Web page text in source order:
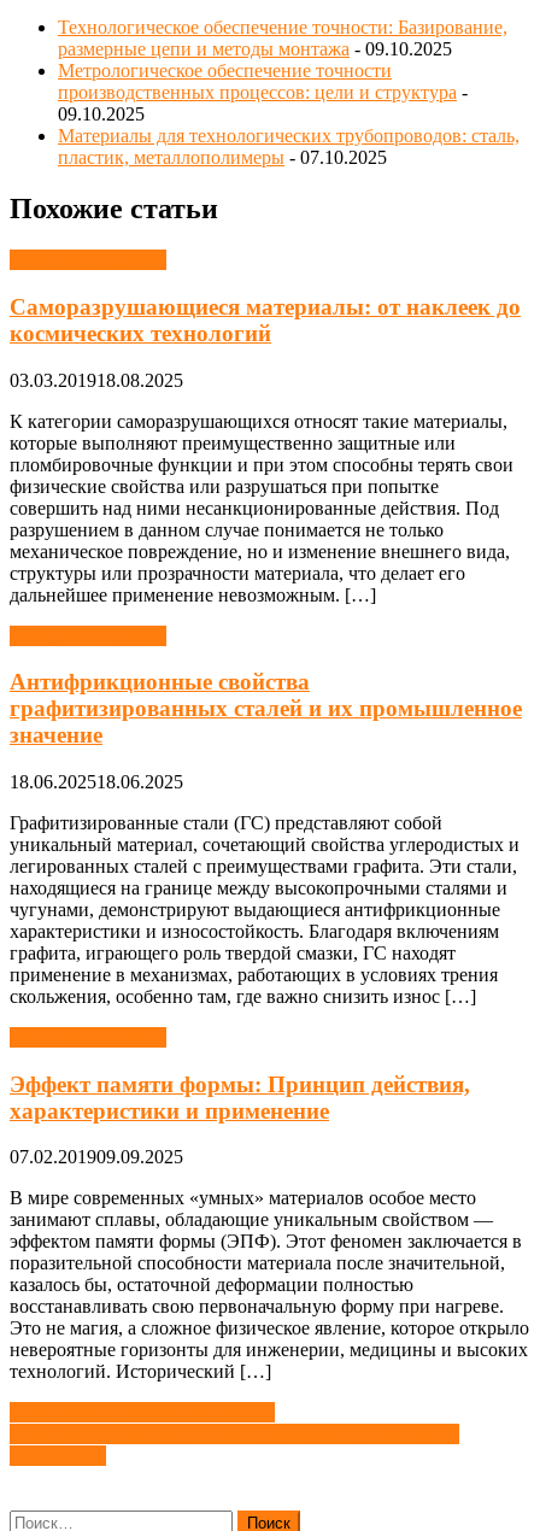
Технологическое обеспечение точности: Базирование,
размерные цепи и методы монтажа - 09.10.2025
Метрологическое обеспечение точности
производственных процессов: цели и структура -
09.10.2025
Материалы для технологических трубопроводов: сталь,
пластик, металлополимеры - 07.10.2025
Похожие статьи
Саморазрушающиеся материалы: от наклеек до
космических технологий
03.03.201918.08.2025
К категории саморазрушающихся относят такие материалы,
которые выполняют преимущественно защитные или
пломбировочные функции и при этом способны терять свои
физические свойства или разрушаться при попытке
совершить над ними несанкционированные действия. Под
разрушением в данном случае понимается не только
механическое повреждение, но и изменение внешнего вида,
структуры или прозрачности материала, что делает его
дальнейшее применение невозможным. […]
Антифрикционные свойства
графитизированных сталей и их промышленное
значение
18.06.202518.06.2025
Графитизированные стали (ГС) представляют собой
уникальный материал, сочетающий свойства углеродистых и
легированных сталей с преимуществами графита. Эти стали,
находящиеся на границе между высокопрочными сталями и
чугунами, демонстрируют выдающиеся антифрикционные
характеристики и износостойкость. Благодаря включениям
графита, играющего роль твердой смазки, ГС находят
применение в механизмах, работающих в условиях трения
скольжения, особенно там, где важно снизить износ […]
Эффект памяти формы: Принцип действия,
характеристики и применение
07.02.201909.09.2025
В мире современных «умных» материалов особое место
занимают сплавы, обладающие уникальным свойством —
эффектом памяти формы (ЭПФ). Этот феномен заключается в
поразительной способности материала после значительной,
казалось бы, остаточной деформации полностью
восстанавливать свою первоначальную форму при нагреве.
Это не магия, а сложное физическое явление, которое открыло
невероятные горизонты для инженерии, медицины и высоких
технологий. Исторический […]
Навигация
по
Найти: